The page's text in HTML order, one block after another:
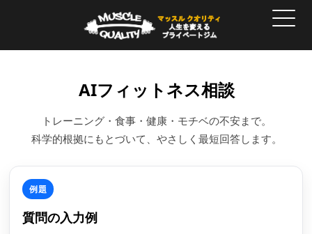
AIフィットネス相談
トレーニング・食事・健康・モチベの不安まで。
科学的根拠にもとづいて、やさしく最短回答します。
例題
質問の入力例